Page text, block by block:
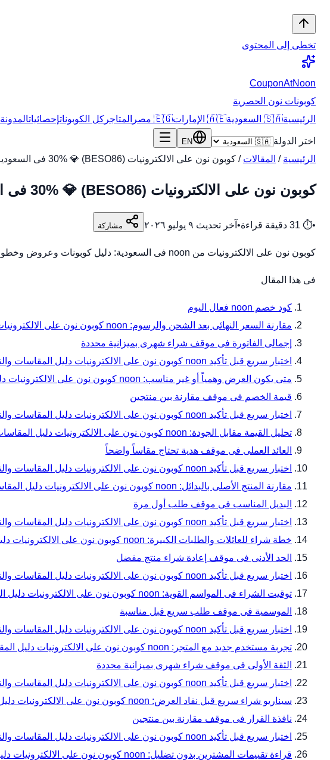
تخطى إلى المحتوى
CouponAtNoon
كوبونات نون الحصرية
الرئيسية🇸🇦 السعودية 🇦🇪 الإمارات 🇪🇬 مصر المتاجر كل الكوبوناتإحصائياتالمدونة
اختر الدولة EN
الرئيسية / المقالات / كوبون نون على الالكترونيات (BESO86) 💎 30% فى السعودية يوليو 2026
كوبون نون على الالكترونيات (BESO86) 💎 30% فى السعودية يوليو 2026
•
⏱
31 دقيقة قراءة• آخر تحديث ٩ يوليو ٢٠٢٦ مشاركة
كوبون نون على الالكترونيات من noon فى السعودية: دليل كوبونات وعروض وخطوات توفير عملية مع مراجعة السعر النهائى والشحن وسياسة الإرجاع. اكتشف كل ما يخص كوبون نو…
فى هذا المقال
كود خصم noon فعال اليوم
مقارنة السعر النهائى بعد الشحن والرسوم: noon كوبون نون على الالكترونيات دليل المقاسات والتوافق قبل الدفع مع noon
إجمالى الفاتورة فى موقف شراء شهرى بميزانية محددة
اختبار سريع قبل تأكيد noon كوبون نون على الالكترونيات دليل المقاسات والتوافق قبل الدفع
متى يكون العرض وهمياً أو غير مناسب: noon كوبون نون على الالكترونيات دليل المقاسات والتوافق قبل الدفع مع noon
قيمة الخصم فى موقف مقارنة بين منتجين
اختبار سريع قبل تأكيد noon كوبون نون على الالكترونيات دليل المقاسات والتوافق قبل الدفع — زاوية 7
تحليل القيمة مقابل الجودة: noon كوبون نون على الالكترونيات دليل المقاسات والتوافق قبل الدفع مع noon
العائد العملى فى موقف هدية تحتاج مقاساً واضحاً
اختبار سريع قبل تأكيد noon كوبون نون على الالكترونيات دليل المقاسات والتوافق قبل الدفع — زاوية 10
مقارنة المنتج الأصلى بالبدائل: noon كوبون نون على الالكترونيات دليل المقاسات والتوافق قبل الدفع مع noon
البديل المناسب فى موقف طلب أول مرة
اختبار سريع قبل تأكيد noon كوبون نون على الالكترونيات دليل المقاسات والتوافق قبل الدفع — زاوية 13
خطة شراء للعائلات والطلبات الكبيرة: noon كوبون نون على الالكترونيات دليل المقاسات والتوافق قبل الدفع مع noon
الحد الأدنى فى موقف إعادة شراء منتج مفضل
اختبار سريع قبل تأكيد noon كوبون نون على الالكترونيات دليل المقاسات والتوافق قبل الدفع — زاوية 16
توقيت الشراء فى المواسم القوية: noon كوبون نون على الالكترونيات دليل المقاسات والتوافق قبل الدفع مع noon
الموسمية فى موقف طلب سريع قبل مناسبة
اختبار سريع قبل تأكيد noon كوبون نون على الالكترونيات دليل المقاسات والتوافق قبل الدفع — زاوية 19
تجربة مستخدم جديد مع المتجر: noon كوبون نون على الالكترونيات دليل المقاسات والتوافق قبل الدفع مع noon
الثقة الأولى فى موقف شراء شهرى بميزانية محددة
اختبار سريع قبل تأكيد noon كوبون نون على الالكترونيات دليل المقاسات والتوافق قبل الدفع — زاوية 22
سيناريو شراء سريع قبل نفاد العرض: noon كوبون نون على الالكترونيات دليل المقاسات والتوافق قبل الدفع مع noon
نافذة القرار فى موقف مقارنة بين منتجين
اختبار سريع قبل تأكيد noon كوبون نون على الالكترونيات دليل المقاسات والتوافق قبل الدفع — زاوية 25
قراءة تقييمات المشترين بدون تضليل: noon كوبون نون على الالكترونيات دليل المقاسات والتوافق قبل الدفع مع noon